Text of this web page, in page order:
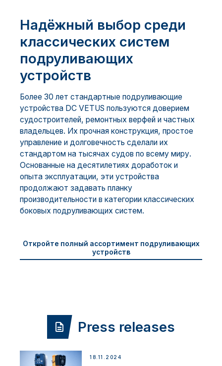
Надёжный выбор среди
классических систем
подруливающих
устройств
Более 30 лет стандартные подруливающие
устройства DC VETUS пользуются доверием
судостроителей, ремонтных верфей и частных
владельцев. Их прочная конструкция, простое
управление и долговечность сделали их
стандартом на тысячах судов по всему миру.
Основанные на десятилетиях доработок и
опыта эксплуатации, эти устройства
продолжают задавать планку
производительности в категории классических
боковых подруливающих систем.
Откройте полный ассортимент подруливающих
устройств
Press releases
18.11.2024